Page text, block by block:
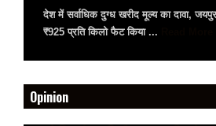
देश में सर्वाधिक दुग्ध खरीद मूल्य का दावा,
₹925 प्रति किलो फैट किया ...
Opinion
HOT NEWS